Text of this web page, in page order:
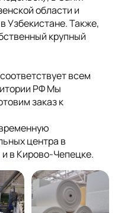
области и
Узбекистане. Также,
крупный
всем
РФ Мы
заказ к
центра в
в Кирово-Чепецке.